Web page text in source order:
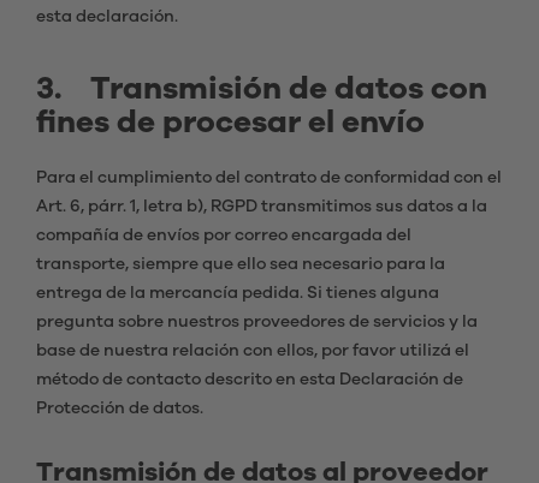
esta declaración.
3. Transmisión de datos con
fines de procesar el envío
Para el cumplimiento del contrato de conformidad con el
Art. 6, párr. 1, letra b), RGPD transmitimos sus datos a la
compañía de envíos por correo encargada del
transporte, siempre que ello sea necesario para la
entrega de la mercancía pedida. Si tienes alguna
pregunta sobre nuestros proveedores de servicios y la
base de nuestra relación con ellos, por favor utilizá el
método de contacto descrito en esta Declaración de
Protección de datos.
Transmisión de datos al proveedor